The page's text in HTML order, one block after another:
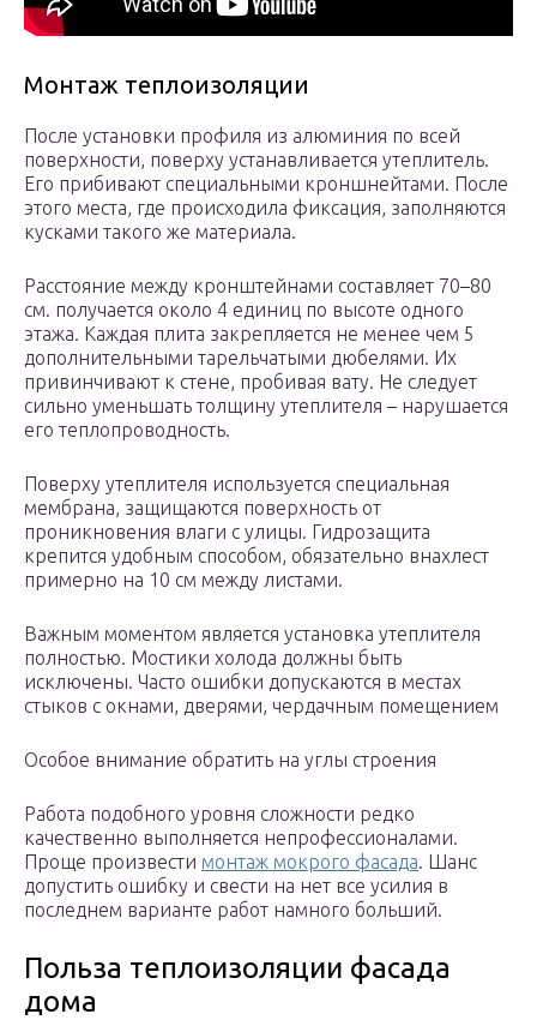
Монтаж теплоизоляции
После установки профиля из алюминия по всей
поверхности, поверху устанавливается утеплитель.
Его прибивают специальными кроншнейтами. После
этого места, где происходила фиксация, заполняются
кусками такого же материала.
Расстояние между кронштейнами составляет 70–80
см. получается около 4 единиц по высоте одного
этажа. Каждая плита закрепляется не менее чем 5
дополнительными тарельчатыми дюбелями. Их
привинчивают к стене, пробивая вату. Не следует
сильно уменьшать толщину утеплителя – нарушается
его теплопроводность.
Поверху утеплителя используется специальная
мембрана, защищаются поверхность от
проникновения влаги с улицы. Гидрозащита
крепится удобным способом, обязательно внахлест
примерно на 10 см между листами.
Важным моментом является установка утеплителя
полностью. Мостики холода должны быть
исключены. Часто ошибки допускаются в местах
стыков с окнами, дверями, чердачным помещением
Особое внимание обратить на углы строения
Работа подобного уровня сложности редко
качественно выполняется непрофессионалами.
Проще произвести монтаж мокрого фасада. Шанс
допустить ошибку и свести на нет все усилия в
последнем варианте работ намного больший.
Польза теплоизоляции фасада
дома